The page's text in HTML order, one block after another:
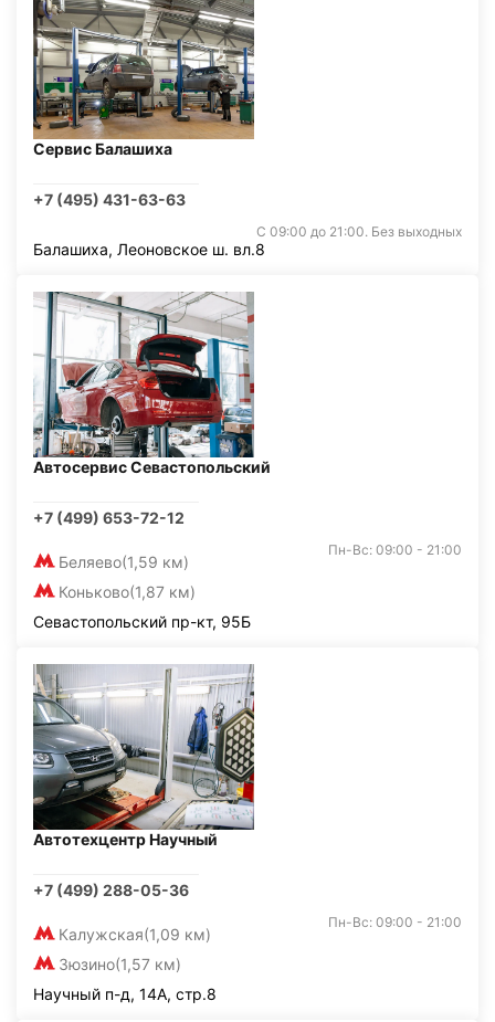
Сервис Балашиха
+7 (495) 431-63-63
С 09:00 до 21:00. Без выходных
Балашиха, Леоновское ш. вл.8
Автосервис Севастопольский
+7 (499) 653-72-12
Беляево(1,59 км)
Коньково(1,87 км)
Пн-Вс: 09:00 - 21:00
Севастопольский пр-кт, 95Б
Автотехцентр Научный
+7 (499) 288-05-36
Калужская(1,09 км)
Зюзино(1,57 км)
Пн-Вс: 09:00 - 21:00
Научный п-д, 14А, стр.8